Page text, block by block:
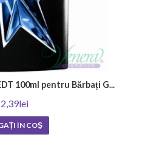
100ml pentru Bărbați G...
ÎN COŞ